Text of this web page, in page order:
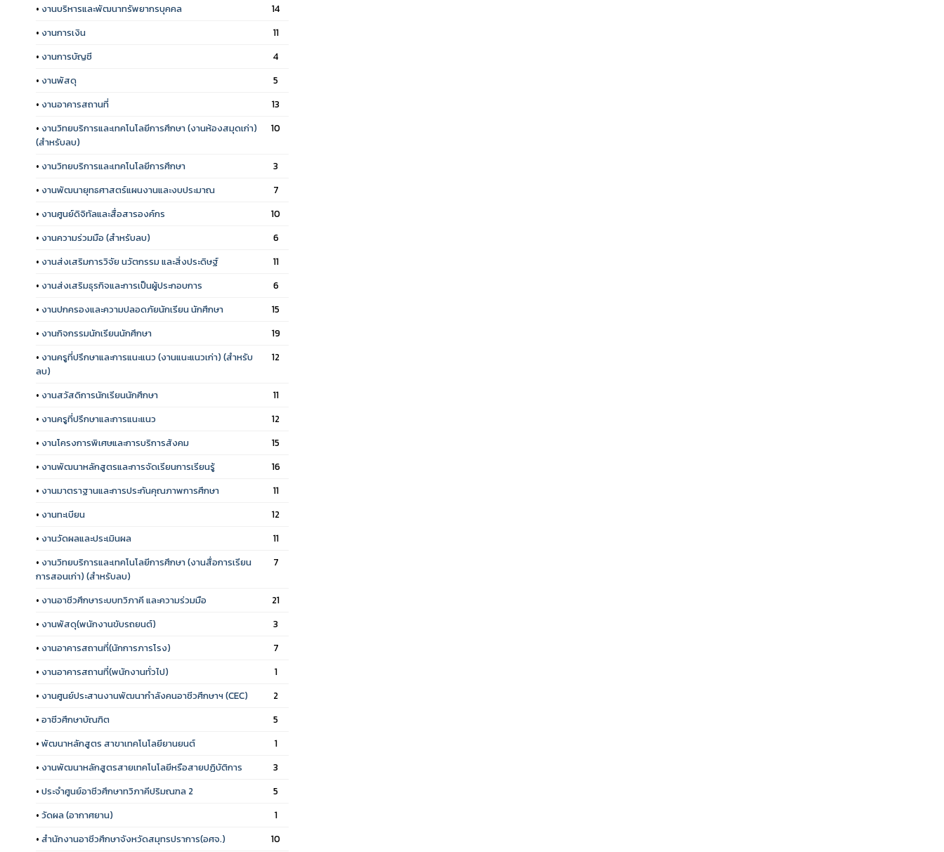
• งานบริหารและพัฒนาทรัพยากรบุคคล
14
• งานการเงิน
11
• งานการบัญชี
4
• งานพัสดุ
5
• งานอาคารสถานที่
13
• งานวิทยบริการและเทคโนโลยีการศึกษา (งานห้องสมุดเก่า)
(สำหรับลบ)
10
• งานวิทยบริการและเทคโนโลยีการศึกษา
3
• งานพัฒนายุทธศาสตร์แผนงานและงบประมาณ
7
• งานศูนย์ดิจิทัลและสื่อสารองค์กร
10
• งานความร่วมมือ (สำหรับลบ)
6
• งานส่งเสริมการวิจัย นวัตกรรม และสิ่งประดิษฐ์
11
• งานส่งเสริมธุรกิจและการเป็นผู้ประกอบการ
6
• งานปกครองและความปลอดภัยนักเรียน นักศึกษา
15
• งานกิจกรรมนักเรียนนักศึกษา
19
• งานครูที่ปรึกษาและการแนะแนว (งานแนะแนวเก่า) (สำหรับ
ลบ)
12
• งานสวัสดิการนักเรียนนักศึกษา
11
• งานครูที่ปรึกษาและการแนะแนว
12
• งานโครงการพิเศษและการบริการสังคม
15
• งานพัฒนาหลักสูตรและการจัดเรียนการเรียนรู้
16
• งานมาตราฐานและการประกันคุณภาพการศึกษา
11
• งานทะเบียน
12
• งานวัดผลและประเมินผล
11
• งานวิทยบริการและเทคโนโลยีการศึกษา (งานสื่อการเรียน
การสอนเก่า) (สำหรับลบ)
7
• งานอาชีวศึกษาระบบทวิภาคี และความร่วมมือ
21
• งานพัสดุ(พนักงานขับรถยนต์)
3
• งานอาคารสถานที่(นักการภารโรง)
7
• งานอาคารสถานที่(พนักงานทั่วไป)
1
• งานศูนย์ประสานงานพัฒนากำลังคนอาชีวศึกษาฯ (CEC)
2
• อาชีวศึกษาบัณฑิต
5
• พัฒนาหลักสูตร สาขาเทคโนโลยียานยนต์
1
• งานพัฒนาหลักสูตรสายเทคโนโลยีหรือสายปฏิบัติการ
3
• ประจำศูนย์อาชีวศึกษาทวิภาคีปริมณฑล 2
5
• วัดผล (อากาศยาน)
1
• สำนักงานอาชีวศึกษาจังหวัดสมุทรปราการ(อศจ.) 10